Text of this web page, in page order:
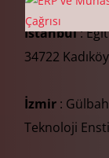
İstanbul:
34722
İzmir :
Teknoloji